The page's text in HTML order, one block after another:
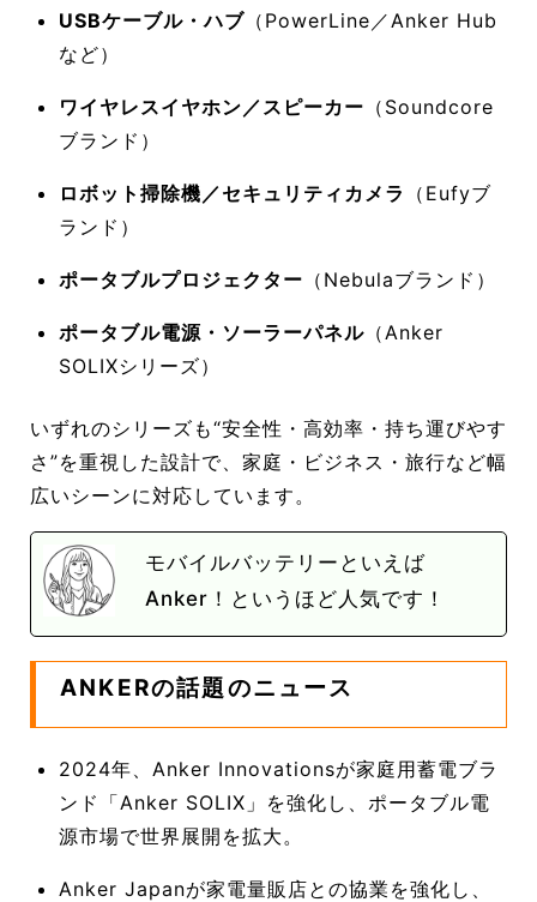
USBケーブル・ハブ （PowerLine／Anker Hub
など）
ワイヤレスイヤホン／スピーカー （Soundcore
ブランド）
ロボット掃除機／セキュリティカメラ
（Eufyブ
ランド）
ポータブルプロジェクター （Nebulaブランド）
ポータブル電源・ソーラーパネル （Anker
SOLIXシリーズ）
いずれのシリーズも“安全性・高効率・持ち運びやす
さ”を重視した設計で、家庭・ビジネス・旅行など幅
広いシーンに対応しています。
モバイルバッテリーといえば
Anker！というほど人気です！
ANKERの話題のニュース
2024年、Anker Innovationsが家庭用蓄電ブラ
ンド「Anker SOLIX」を強化し、ポータブル電
源市場で世界展開を拡大。
Anker Japanが家電量販店との協業を強化し、